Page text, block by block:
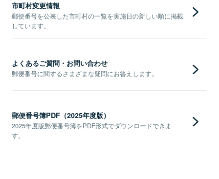
市町村変更情報
郵便番号を公表した市町村の一覧を実施日の新しい順に掲載
しています。
よくあるご質問・お問い合わせ
郵便番号に関するさまざまな疑問にお答えします。
郵便番号簿PDF（2025年度版）
2025年度版郵便番号簿をPDF形式でダウンロードできま
す。